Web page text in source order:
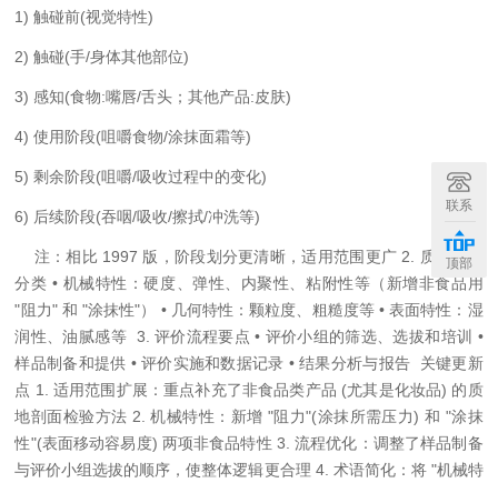
1) 触碰前(视觉特性)
2) 触碰(手/身体其他部位)
3) 感知(食物:嘴唇/舌头；其他产品:皮肤)
4) 使用阶段(咀嚼食物/涂抹面霜等)
5) 剩余阶段(咀嚼/吸收过程中的变化)
6) 后续阶段(吞咽/吸收/擦拭/冲洗等)
注：相比 1997 版，阶段划分更清晰，适用范围更广 2. 质地特性
分类 • 机械特性：硬度、弹性、内聚性、粘附性等（新增非食品用
"阻力" 和 "涂抹性"） • 几何特性：颗粒度、粗糙度等 • 表面特性：湿
润性、油腻感等 3. 评价流程要点 • 评价小组的筛选、选拔和培训 •
样品制备和提供 • 评价实施和数据记录 • 结果分析与报告 关键更新
点 1. 适用范围扩展：重点补充了非食品类产品 (尤其是化妆品) 的质
地剖面检验方法 2. 机械特性：新增 "阻力"(涂抹所需压力) 和 "涂抹
性"(表面移动容易度) 两项非食品特性 3. 流程优化：调整了样品制备
与评价小组选拔的顺序，使整体逻辑更合理 4. 术语简化：将 "机械特
联系
顶部